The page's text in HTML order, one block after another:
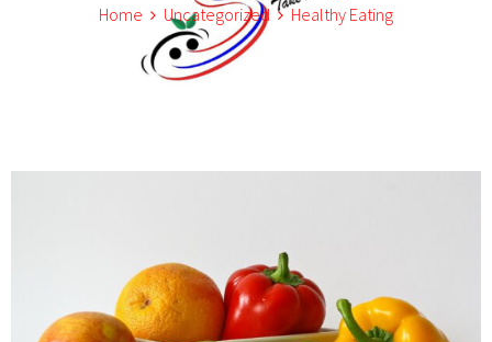
Home Uncategorized Healthy Eating